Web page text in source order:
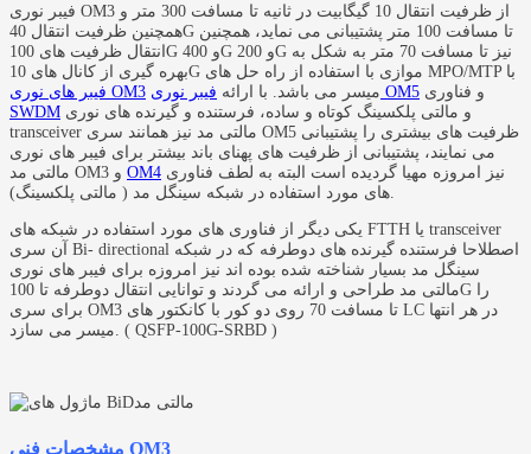
فیبر نوری OM3 از ظرفیت انتقال 10 گیگابیت در ثانیه تا مسافت 300 متر و
همچنین ظرفیت انتقال 40G تا مسافت 100 متر پشتیبانی می نماید، همچنین
انتقال ظرفیت های 100G و 400G و 200G نیز تا مسافت 70 متر به شکل به
بهره گیری از کانال های 10G موازی با استفاده از راه حل های MPO/MTP با
فیبر های نوری OM3
میسر می باشد. با ارائه فیبر نوری OM5 و فناوری
SWDM
transceiver مالتی مد نیز همانند سری OM5 ظرفیت های بیشتری را پشتیبانی
می نمایند، پشتیبانی از ظرفیت های پهنای باند بیشتر برای فیبر های نوری
OM4
یکی دیگر از فناوری های مورد استفاده در شبکه های FTTH یا transceiver
آن سری Bi- directional اصطلاحا فرستنده گیرنده های دوطرفه که در شبکه
سینگل مد بسیار شناخته شده بوده اند نیز امروزه برای فیبر های نوری
مالتی مد طراحی و ارائه می گردند و توانایی انتقال دوطرفه تا 100G را
برای سری OM3 تا مسافت 70 روی دو کور با کانکتور های LC در هر انتها
میسر می سازد. ( QSFP-100G-SRBD )
مشخصات فنی OM3